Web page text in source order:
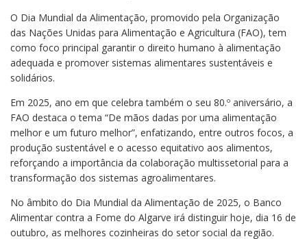
O Dia Mundial da Alimentação, promovido pela Organização
das Nações Unidas para Alimentação e Agricultura (FAO), tem
como foco principal garantir o direito humano à alimentação
adequada e promover sistemas alimentares sustentáveis e
solidários.
Em 2025, ano em que celebra também o seu 80.º aniversário, a
FAO destaca o tema “De mãos dadas por uma alimentação
melhor e um futuro melhor”, enfatizando, entre outros focos, a
produção sustentável e o acesso equitativo aos alimentos,
reforçando a importância da colaboração multissetorial para a
transformação dos sistemas agroalimentares.
No âmbito do Dia Mundial da Alimentação de 2025, o Banco
Alimentar contra a Fome do Algarve irá distinguir hoje, dia 16 de
outubro, as melhores cozinheiras do setor social da região.